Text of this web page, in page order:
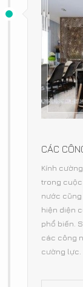
CÁC
Kính
trong cuộc
nước
hiện diện
phổ biến.
các công
cường lực.